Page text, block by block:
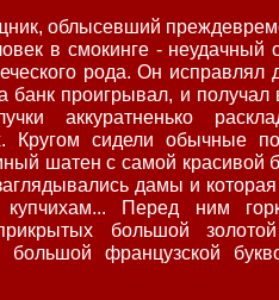
облысевший
в смокинге - неудачный
рода. Он исправлял
банк проигрывал, и
аккуратненько
Кругом сидели обычные
шатен с самой красивой
дамы и
купчихам... Перед ним
большой
большой французской